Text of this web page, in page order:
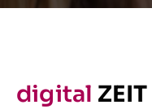
digital ZEIT